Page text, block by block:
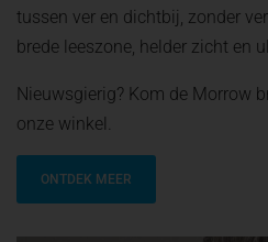
tussen ver en dichtbij, zonder
brede leeszone, helder zicht en
Nieuwsgierig? Kom de Morrow
onze winkel.
ONTDEK MEER